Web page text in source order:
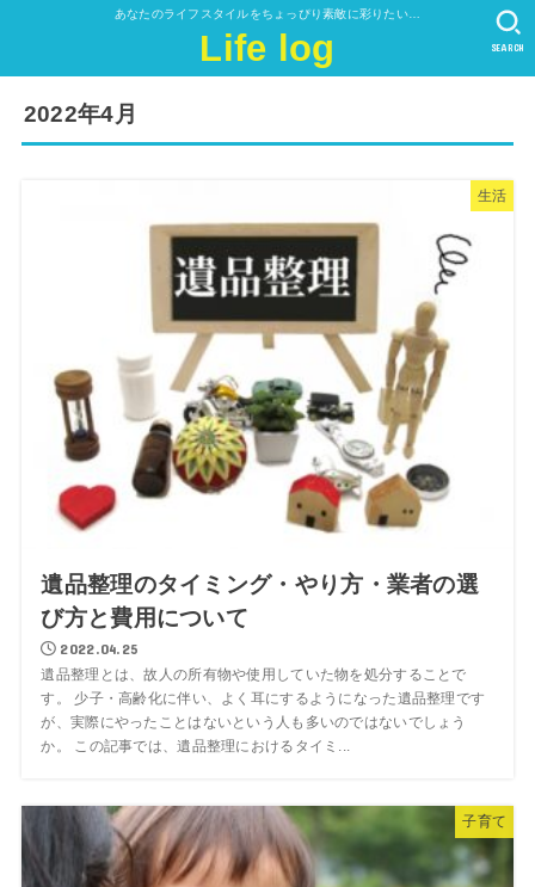
あなたのライフスタイルをちょっぴり素敵に彩りたい…
Life log SEARCH
2022年4月
生活
遺品整理のタイミング・やり方・業者の選
び方と費用について
2022.04.25
遺品整理とは、故人の所有物や使用していた物を処分することで
す。 少子・高齢化に伴い、よく耳にするようになった遺品整理です
が、実際にやったことはないという人も多いのではないでしょう
か。 この記事では、遺品整理におけるタイミ...
子育て